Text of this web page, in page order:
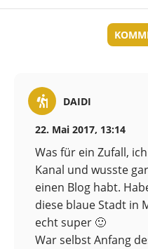
DAIDI
22. Mai 2017, 13:14
Was für ein Zufall,
Kanal und wusste
einen Blog habt.
diese blaue Stadt in
echt super 🙂
War selbst Anfang